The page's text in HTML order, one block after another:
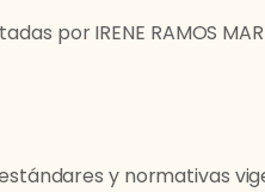
por IRENE RAMOS
y normativas